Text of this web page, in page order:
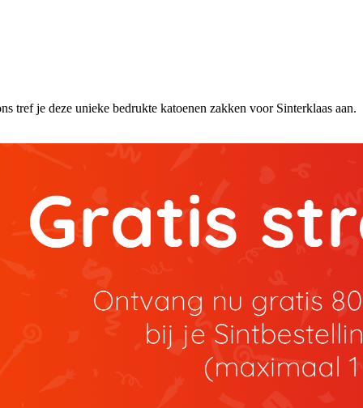
tref je deze unieke bedrukte katoenen zakken voor Sinterklaas aan.